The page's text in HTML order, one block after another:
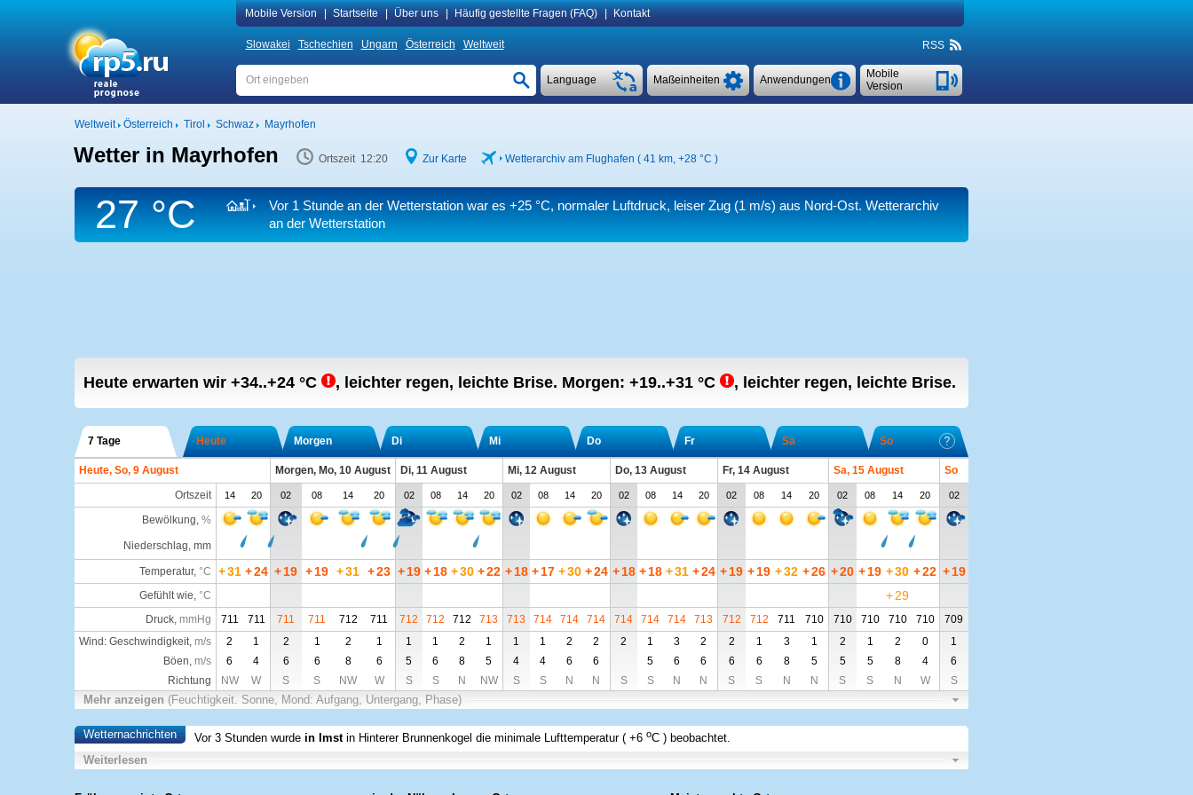
Mobile Version Startseite Über uns Häufig gestellte Fragen (FAQ) Kontakt
Slowakei Tschechien Ungarn Österreich Weltweit RSS
Mobile
Version
Anwendungen
Maßeinheiten
Language
Weltweit Österreich Tirol Schwaz Mayrhofen
Wetter in Mayrhofen Ortszeit 12:20 Zur Karte Wetterarchiv am Flughafen ( 41 km, +28 °C )
27 °C Vor 1 Stunde an der Wetterstation war es +25 °C, normaler Luftdruck, leiser Zug(1 m/s) aus Nord-Ost. Wetterarchiv
an der Wetterstation
Heute erwarten wir +34..+24 °C , leichter regen, leichte Brise. Morgen: +19..+31 °C , leichter regen, leichte Brise.
7 Tage Heute Morgen Di Mi Do Fr Sa So
Heute, So, 9 August Morgen, Mo, 10 August Di, 11 August Mi, 12 August Do, 13 August Fr, 14 August Sa, 15 August
So
Ortszeit
14 20 02 08 14 20 02 08 14 20 02 08 14 20 02 08 14 20 02 08 14 20 02 08 14 20 02
Bewölkung, %
Niederschlag, mm
Temperatur, °C +31 +24 +19 +19 +31 +23 + 19 + 18 +30 +22 + 18 + 17 +30 +24 + 18 + 18 +31 +24 +19 +19 +32 +26 +20 +19 +30 +22 + 19
Gefühlt wie, °C +29
Druck, mmHg 711 711 711 711 712 711 712 712 712 713 713 714 714 714 714 714 714 713 712 712 711 710 710 710 710 710
709
Wind: Geschwindigkeit, m/s 2 1 2 1 2 1 1 1 2 1 1 1 2 2 2 1 3 2 2 1 3 1 2 1 2 0
1
Böen, m/s 6 4 6 6 8 6 5 6 8 5 4 4 6 6 5 6 6 6 6 8 5 5 5 8 4
6
Richtung
NW W S S NW W S S N NW S S N N S S N N S S N N S S N W S
Mehr anzeigen (Feuchtigkeit. Sonne, Mond: Aufgang, Untergang, Phase)
Wetternachrichten Vor 3 Stunden wurde in Imst in Hinterer Brunnenkogel die minimale Lufttemperatur (+6 oC ) beobachtet.
Weiterlesen